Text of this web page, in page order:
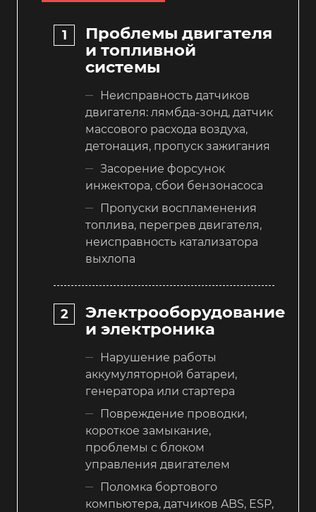
Проблемы двигателя
и топливной
системы
Неисправность датчиков
двигателя: лямбда-зонд, датчик
массового расхода воздуха,
детонация, пропуск зажигания
Засорение форсунок
инжектора, сбои бензонасоса
Пропуски воспламенения
топлива, перегрев двигателя,
неисправность катализатора
выхлопа
Электрооборудование
и электроника
Нарушение работы
аккумуляторной батареи,
генератора или стартера
Повреждение проводки,
короткое замыкание,
проблемы с блоком
управления двигателем
Поломка бортового
компьютера, датчиков ABS, ESP,